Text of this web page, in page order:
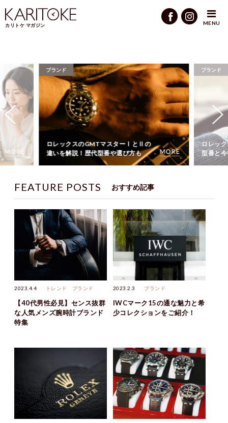
カリトケ マガジン MENU
KARITOKEマガジン
ブランド
ロレックスのペプシが廃盤に！対象
型番と今後の手に入れ方を紹介
ブランド
ブライ
い？理
介
FEATURE POSTS おすすめ記事
2023.4.4 トレンド ブランド
【40代男性必見】センス抜群
な人気メンズ腕時計ブランド
特集
2023.2.3 ブランド
IWCマーク15の通な魅力と希
少コレクションをご紹介！